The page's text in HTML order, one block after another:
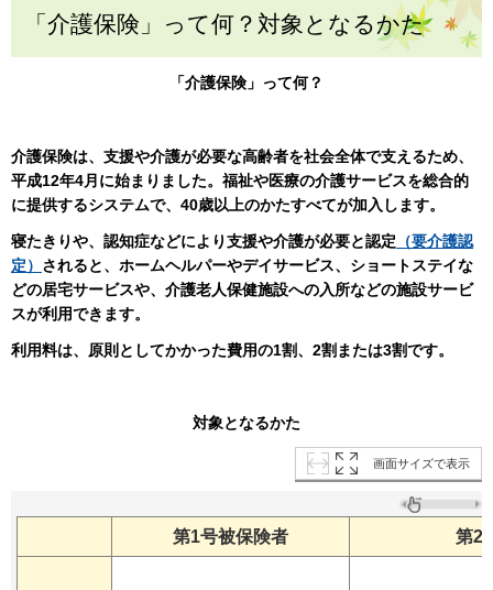
「介護保険」って何？対象となるかた
「介護保険」って何？
介護保険は、支援や介護が必要な高齢者を社会全体で支えるため、
平成12年4月に始まりました。福祉や医療の介護サービスを総合的
に提供するシステムで、40歳以上のかたすべてが加入します。
寝たきりや、認知症などにより支援や介護が必要と認定 （要介護認
定） されると、ホームヘルパーやデイサービス、ショートステイな
どの居宅サービスや、介護老人保健施設への入所などの施設サービ
スが利用できます。
利用料は、原則としてかかった費用の1割、2割または3割です。
対象となるかた
画面サイズで表示
第1号被保険者 第2